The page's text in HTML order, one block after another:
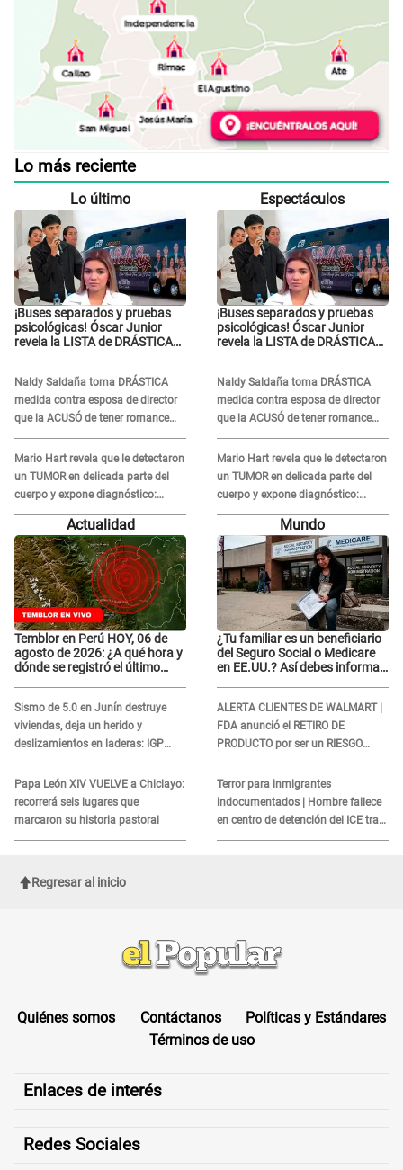
Lo más reciente
Lo último
¡Buses separados y pruebas
psicológicas! Óscar Junior
revela la LISTA de DRÁSTICAS
Naldy Saldaña
Naldy Saldaña toma DRÁSTICA
medida contra esposa de director
que la ACUSÓ de tener romance
con él: "Muy triste..."
Mario Hart revela que le detectaron
un TUMOR en delicada parte del
cuerpo y expone diagnóstico:
"Dolores muy fuertes..."
Espectáculos
¡Buses separados y pruebas
psicológicas! Óscar Junior
revela la LISTA de DRÁSTICAS
Naldy Saldaña
Naldy Saldaña toma DRÁSTICA
medida contra esposa de director
que la ACUSÓ de tener romance
con él: "Muy triste..."
Mario Hart revela que le detectaron
un TUMOR en delicada parte del
cuerpo y expone diagnóstico:
"Dolores muy fuertes..."
Actualidad
Temblor en Perú HOY, 06 de
agosto de 2026: ¿A qué hora y
dónde se registró el último
Sismo de 5.0 en Junín destruye
viviendas, deja un herido y
deslizamientos en laderas: IGP
alerta sobre posibles réplicas
Papa León XIV VUELVE a Chiclayo:
recorrerá seis lugares que
marcaron su historia pastoral
Mundo
¿Tu familiar es un beneficiario
del Seguro Social o Medicare
en EE.UU.? Así debes informar
ALERTA CLIENTES DE WALMART |
FDA anunció el RETIRO DE
PRODUCTO por ser un RIESGO
MORTAL para consumidores: ¿Cuál
es?
Terror para inmigrantes
indocumentados | Hombre fallece
en centro de detención del ICE tras
sufrir una "emergencia médica"
Regresar al inicio
Quiénes somos Contáctanos
Políticas y Estándares
Términos de uso
Enlaces de interés
Redes Sociales